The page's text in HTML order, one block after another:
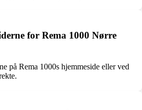
for Rema 1000 Nørre
på Rema 1000s hjemmeside eller ved